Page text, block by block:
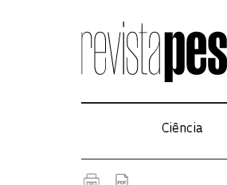
Ciência